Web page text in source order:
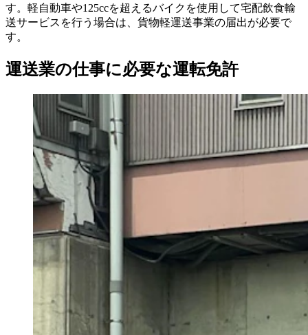
す。軽自動車や125ccを超えるバイクを使用して宅配飲食輸
送サービスを行う場合は、貨物軽運送事業の届出が必要で
す。
運送業の仕事に必要な運転免許